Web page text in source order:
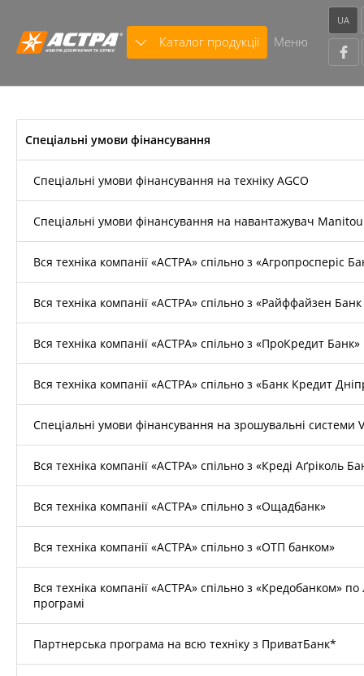
Каталог продукції Меню
UA
Спеціальні умови фінансування
Спеціальні умови фінансування на техніку AGCO
Спеціальні умови фінансування на навантажувач Manitou
Вся техніка компанії «АСТРА» спільно з «Агропросперіс
Вся техніка компанії «АСТРА» спільно з «Райффайзен
Вся техніка компанії «АСТРА» спільно з «ПроКредит Банк»
Вся техніка компанії «АСТРА» спільно з «Банк Кредит
Спеціальні умови фінансування на зрошувальні системи
Вся техніка компанії «АСТРА» спільно з «Креді Аґріколь
Вся техніка компанії «АСТРА» спільно з «Ощадбанк»
Вся техніка компанії «АСТРА» спільно з «ОТП банком»
Вся техніка компанії «АСТРА» спільно з «Кредобанком» по
програмі
Партнерська програма на всю техніку з ПриватБанк*